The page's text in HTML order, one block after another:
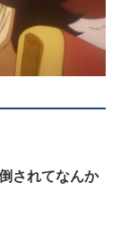
されてなんか